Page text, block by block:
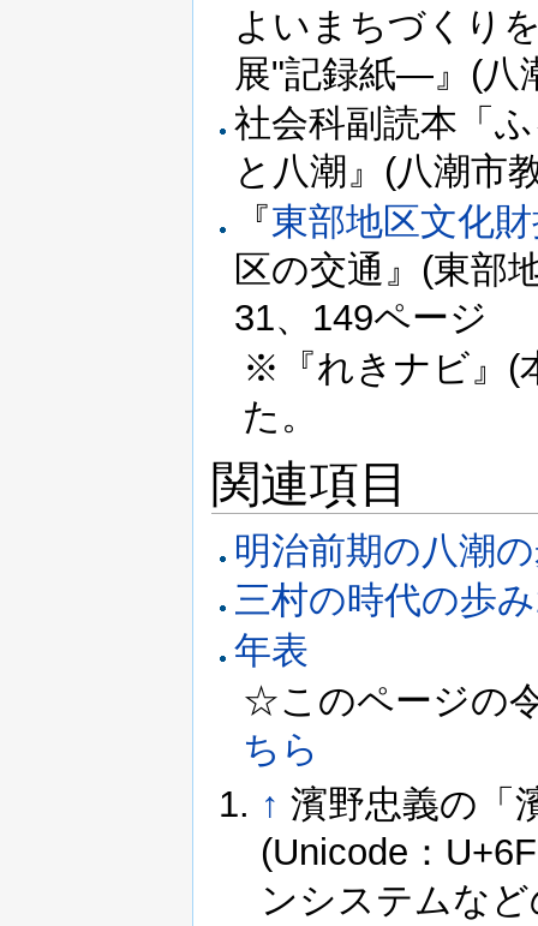
よいまちづくり
展"記録紙―』(八
社会科副読本「
と八潮』(八潮市
『東部地区文化
区の交通』(東部
31、149ページ
※『れきナビ』(
た。
関連項目
明治前期の八潮
三村の時代の歩
年表
☆このページの
ちら
↑ 濱野忠義の「
(Unicode：
ンシステムな